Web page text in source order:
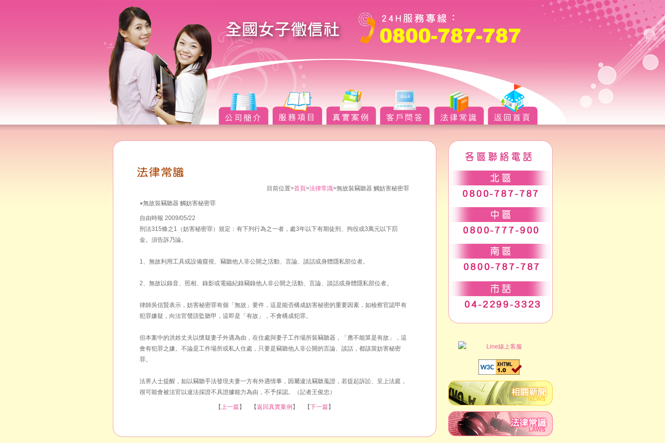
目前位置>首頁>法律常識>無故裝竊聽器 觸妨害秘密罪
●無故裝竊聽器 觸妨害秘密罪
自由時報 2009/05/22
刑法315條之1（妨害秘密罪）規定：有下列行為之一者，處3年以下有期徒刑、拘役或3萬元以下罰
金。須告訴乃論。
1、無故利用工具或設備窺視、竊聽他人非公開之活動、言論、談話或身體隱私部位者。
2、無故以錄音、照相、錄影或電磁紀錄竊錄他人非公開之活動、言論、談話或身體隱私部位者。
律師吳信賢表示，妨害秘密罪有個「無故」要件，這是能否構成妨害秘密的重要因素，如檢察官認甲有
犯罪嫌疑，向法官聲請監聽甲，這即是「有故」，不會構成犯罪。
但本案中的洪姓丈夫以懷疑妻子外遇為由，在住處與妻子工作場所裝竊聽器，「應不能算是有故」，這
會有犯罪之嫌。不論是工作場所或私人住處，只要是竊聽他人非公開的言論、談話，都該當妨害秘密
罪。
法界人士提醒，如以竊聽手法發現夫妻一方有外遇情事，因屬違法竊聽蒐證，若提起訴訟、呈上法庭，
很可能會被法官以違法採證不具證據能力為由，不予採認。（記者王俊忠）
【上一篇】 【返回真實案例 】 【下一篇】